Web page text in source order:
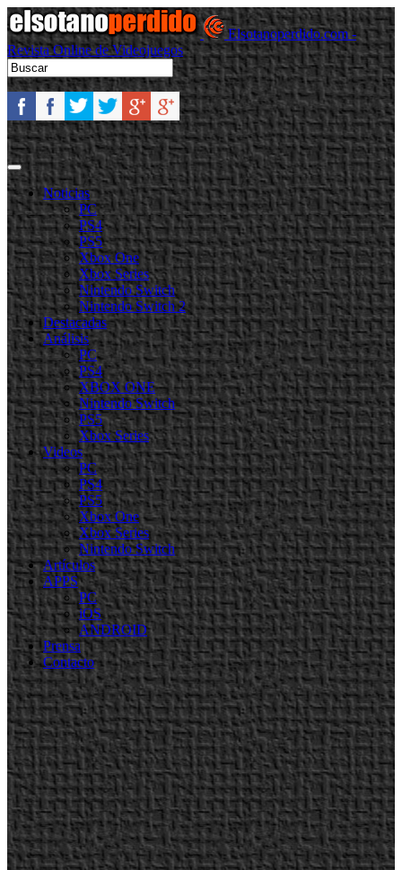
Elsotanoperdido.com -
Revista Online de Videojuegos
Noticias
PC
PS4
PS5
Xbox One
Xbox Series
Nintendo Switch
Nintendo Switch 2
Destacadas
Análisis
PC
PS4
XBOX ONE
Nintendo Switch
PS5
Xbox Series
Videos
PC
PS4
PS5
Xbox One
Xbox Series
Nintendo Switch
Artículos
APPS
PC
iOS
ANDROID
Prensa
Contacto